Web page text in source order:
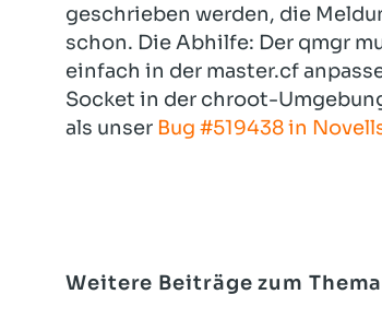
geschrieben werden, die
schon. Die Abhilfe: Der qmgr
einfach in der master.cf
Socket in der chroot-
als unser Bug #519438 in
Weitere Beiträge zum Thema